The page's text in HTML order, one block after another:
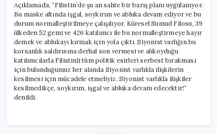
Açıklamada, “Filistin’de şu an sahte bir barış planı uygulanıyor.
Bu maske altında işgal, soykırım ve abluka devam ediyor ve bu
durum normalleştirilmeye çalışılıyor. Küresel Sumud Filosu, 39
ülkeden 52 gemi ve 426 katılımcı ile bu normalleştirmeye hayır
demek ve ablukayı kırmak için yola çıktı. Siyonist varlığın bu
korsanlık saldırısına derhal son vermesi ve alıkoyduğu
katılımcılarla Filistinli tüm politik esirleri serbest bırakması
için bulunduğumuz her alanda Siyonist varlıkla ilişkilerin
kesilmesi için mücadele etmeliyiz. Siyonist varlıkla ilişkiler
kesilmedikçe, soykırım, işgal ve abluka devam edecektir!”
denildi.